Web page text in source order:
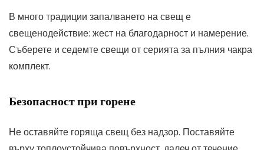
В много традиции запалването на свещ е
свещенодействие: жест на благодарност и намерение.
Съберете и седемте свещи от серията за пълния чакра
комплект.
Безопасност при горене
Не оставяйте горяща свещ без надзор. Поставяйте